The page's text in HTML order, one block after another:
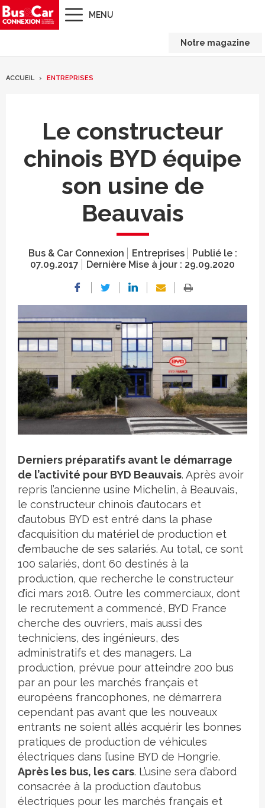
MENU
Notre magazine
ACCUEIL ENTREPRISES
Le constructeur
chinois BYD équipe
son usine de
Beauvais
Bus & Car Connexion Entreprises
Publié le :
07.09.2017
Dernière Mise à jour : 29.09.2020
Crédit photo
Derniers préparatifs avant le démarrage
de l’activité pour BYD Beauvais. Après avoir
repris l’ancienne usine Michelin, à Beauvais,
le constructeur chinois d’autocars et
d’autobus BYD est entré dans la phase
d’acquisition du matériel de production et
d’embauche de ses salariés. Au total, ce sont
100 salariés, dont 60 destinés à la
production, que recherche le constructeur
d’ici mars 2018. Outre les commerciaux, dont
le recrutement a commencé, BYD France
cherche des ouvriers, mais aussi des
techniciens, des ingénieurs, des
administratifs et des managers. La
production, prévue pour atteindre 200 bus
par an pour les marchés français et
européens francophones, ne démarrera
cependant pas avant que les nouveaux
entrants ne soient allés acquérir les bonnes
pratiques de production de véhicules
électriques dans l’usine BYD de Hongrie.
Après les bus, les cars. L’usine sera d’abord
consacrée à la production d’autobus
électriques pour les marchés français et